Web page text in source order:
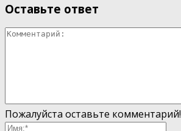
Оставьте ответ
Пожалуйста оставьте комментарий!